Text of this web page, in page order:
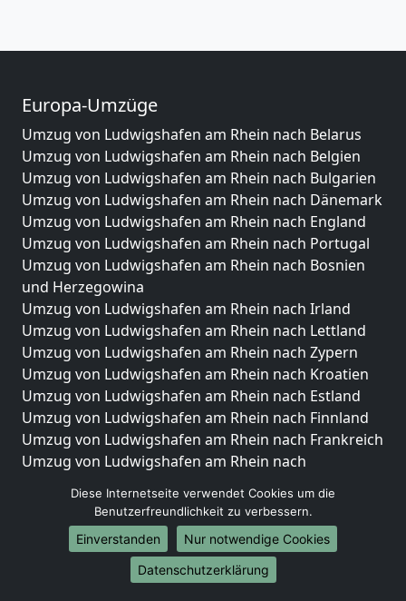
Europa-Umzüge
Umzug von Ludwigshafen am Rhein nach Belarus
Umzug von Ludwigshafen am Rhein nach Belgien
Umzug von Ludwigshafen am Rhein nach Bulgarien
Umzug von Ludwigshafen am Rhein nach Dänemark
Umzug von Ludwigshafen am Rhein nach England
Umzug von Ludwigshafen am Rhein nach Portugal
Umzug von Ludwigshafen am Rhein nach Bosnien
und Herzegowina
Umzug von Ludwigshafen am Rhein nach Irland
Umzug von Ludwigshafen am Rhein nach Lettland
Umzug von Ludwigshafen am Rhein nach Zypern
Umzug von Ludwigshafen am Rhein nach Kroatien
Umzug von Ludwigshafen am Rhein nach Estland
Umzug von Ludwigshafen am Rhein nach Finnland
Umzug von Ludwigshafen am Rhein nach Frankreich
Umzug von Ludwigshafen am Rhein nach
Umzug von Ludwigshafen am Rhein nach Italien
Umzug von Ludwigshafen am Rhein nach
Liechtenstein
Umzug von Ludwigshafen am Rhein nach
Diese Internetseite verwendet Cookies um die
Benutzerfreundlichkeit zu verbessern.
Einverstanden
Nur notwendige Cookies
Datenschutzerklärung